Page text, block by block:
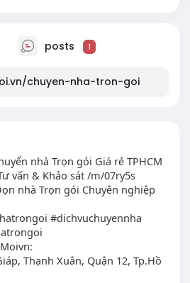
posts 1
chuyen-nha-tron-goi
nhà Trọn gói Giá rẻ TPHCM
vấn & Khảo sát /m/07ry5s
nhà Trọn gói Chuyên nghiệp
#dichvuchuyennha
Thạnh Xuân, Quận 12, Tp.Hồ